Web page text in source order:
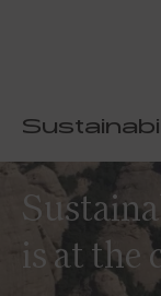
is at the